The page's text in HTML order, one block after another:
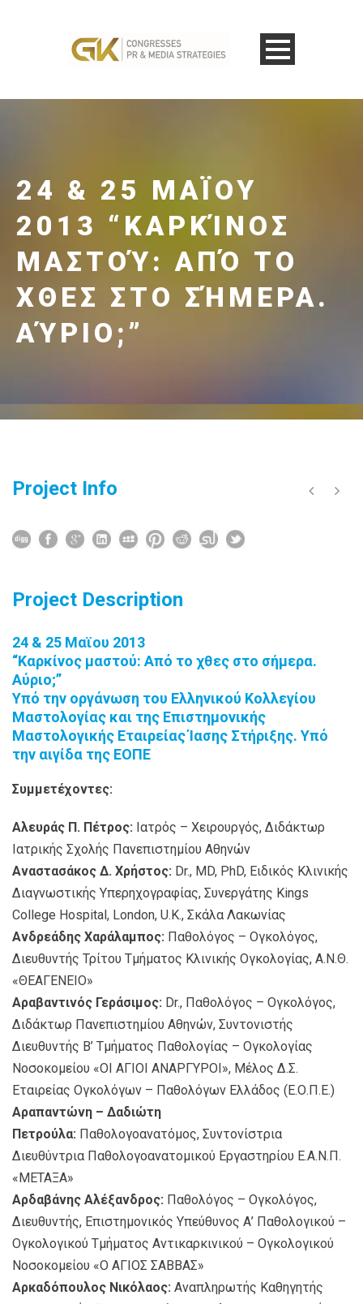
24 & 25 ΜΑΪΟΥ
2013 “ΚΑΡΚΊΝΟΣ
ΜΑΣΤΟΎ: ΑΠΌ ΤΟ
ΧΘΕΣ ΣΤΟ ΣΉΜΕΡΑ.
ΑΎΡΙΟ;”
Project Info
Project Description
24 & 25 Μαϊου 2013
“Καρκίνος μαστού: Από το χθες στο σήμερα.
Αύριο;”
Υπό την οργάνωση του Ελληνικού Κολλεγίου
Μαστολογίας και της Επιστημονικής
Μαστολογικής Εταιρείας Ίασης Στήριξης. Υπό
την αιγίδα της ΕΟΠΕ
Συμμετέχοντες:
Αλευράς Π. Πέτρος: Ιατρός – Χειρουργός, Διδάκτωρ
Ιατρικής Σχολής Πανεπιστημίου Αθηνών
Αναστασάκος Δ. Χρήστος: Dr., MD, PhD, Ειδικός Κλινικής
Διαγνωστικής Υπερηχογραφίας, Συνεργάτης Kings
College Hospital, London, U.K., Σκάλα Λακωνίας
Ανδρεάδης Χαράλαμπος: Παθολόγος – Ογκολόγος,
Διευθυντής Τρίτου Τμήματος Κλινικής Ογκολογίας, Α.Ν.Θ.
«ΘΕΑΓΕΝΕΙΟ»
Αραβαντινός Γεράσιμος: Dr., Παθολόγος – Ογκολόγος,
Διδάκτωρ Πανεπιστημίου Αθηνών, Συντονιστής
Διευθυντής Β’ Τμήματος Παθολογίας – Ογκολογίας
Νοσοκομείου «ΟΙ ΑΓΙΟΙ ΑΝΑΡΓΥΡΟΙ», Mέλος Δ.Σ.
Εταιρείας Ογκολόγων – Παθολόγων Ελλάδος (Ε.Ο.Π.Ε.)
Αραπαντώνη – Δαδιώτη
Πετρούλα: Παθολογοανατόμος, Συντονίστρια
Διευθύντρια Παθολογοανατομικού Εργαστηρίου Ε.Α.Ν.Π.
«ΜΕΤΑΞΑ»
Αρδαβάνης Αλέξανδρος: Παθολόγος – Ογκολόγος,
Διευθυντής, Επιστημονικός Υπεύθυνος Α’ Παθολογικού –
Ογκολογικού Τμήματος Αντικαρκινικού – Ογκολογικού
Noσοκομείου «Ο ΑΓΙΟΣ ΣΑΒΒΑΣ»
Αρκαδόπουλος Νικόλαος: Αναπληρωτής Καθηγητής